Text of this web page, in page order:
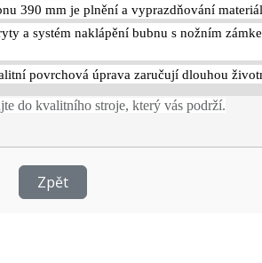
390 mm je plnění a vyprazdňování
a systém naklápění bubnu s nožním
povrchová úprava zaručují dlouhou
do kvalitního stroje, který vás podrží.
Zpět